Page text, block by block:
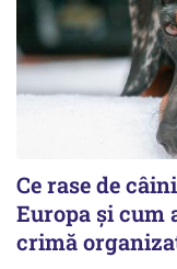
Ce rase de
Europa și cum
crimă